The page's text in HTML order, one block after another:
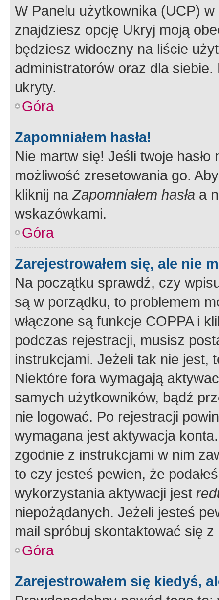
W Panelu użytkownika (UCP) w
znajdziesz opcję Ukryj moją
będziesz widoczny na liście
administratorów oraz dla
ukryty.
Góra
Zapomniałem hasła!
Nie martw się! Jeśli twoje
możliwość zresetowania go.
kliknij naZapomniałem hasła a
wskazówkami.
Góra
Zarejestrowałem się, ale nie
Na początku sprawdź, czy
są w porządku, to problemem
włączone są funkcje COPPA i
podczas rejestracji, musisz
instrukcjami. Jeżeli tak nie jest,
Niektóre fora wymagają
samych użytkowników, bądź
nie logować. Po rejestracji
wymagana jest aktywacja
zgodnie z instrukcjami w nim
to czy jesteś pewien, że
wykorzystania aktywacji jest
niepożądanych. Jeżeli jesteś
mail spróbuj skontaktować się
Góra
Zarejestrowałem się kiedyś,